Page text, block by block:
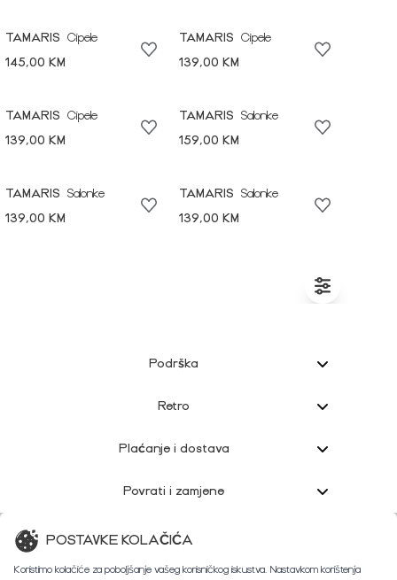
TAMARIS
Cipele
145,00 KM
TAMARIS
Cipele
139,00 KM
TAMARIS
Cipele
139,00 KM
TAMARIS
Salonke
159,00 KM
TAMARIS
Salonke
139,00 KM
TAMARIS
Salonke
139,00 KM
Podrška
Retro
Plaćanje i dostava
Povrati i zamjene
Korisnička podrška
POSTAVKE KOLAČIĆA
Koristimo kolačiće za poboljšanje vašeg korisničkog iskustva. Nastavkom korištenja